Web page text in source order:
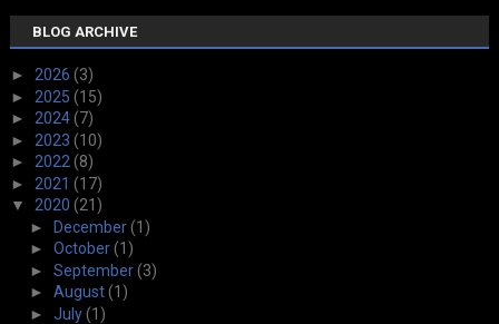
BLOG ARCHIVE
► 2026 (3)
► 2025 (15)
► 2024(7)
► 2023 (10)
► 2022 (8)
► 2021 (17)
▼ 2020 (21)
► December(1)
► October(1)
► September(3)
► August(1)
► July(1)